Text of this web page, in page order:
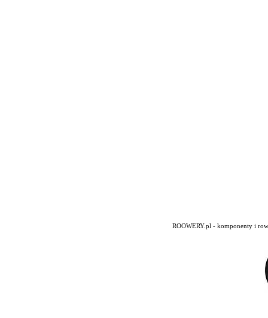
ROOWERY.pl - komponenty i